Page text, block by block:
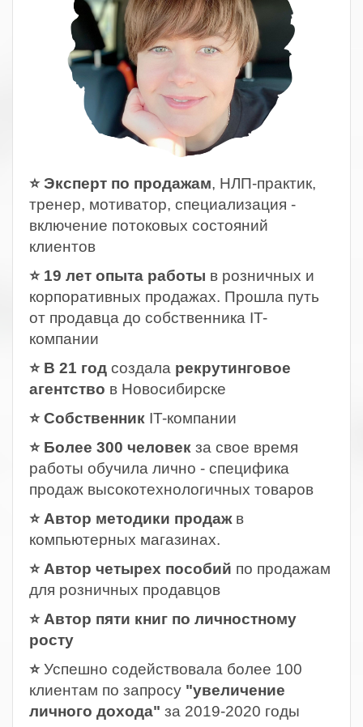
⭐ Эксперт по продажам, НЛП-практик,
тренер, мотиватор, специализация -
включение потоковых состояний
клиентов
⭐ 19 лет опыта работы в розничных и
корпоративных продажах. Прошла путь
от продавца до собственника IT-
компании
⭐ В 21 год создала рекрутинговое
агентство в Новосибирске
⭐ Собственник IT-компании
⭐ Более 300 человек за свое время
работы обучила лично - специфика
продаж высокотехнологичных товаров
⭐ Автор методики продажв
компьютерных магазинах.
⭐ Автор четырех пособий по продажам
для розничных продавцов
⭐ Автор пяти книг по личностному
росту
⭐Успешно содействовала более 100
клиентам по запросу "увеличение
личного дохода" за 2019-2020 годы